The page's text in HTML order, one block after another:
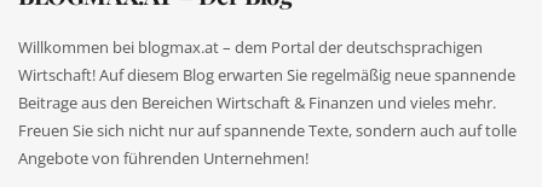
Willkommen bei blogmax.at – dem Portal der deutschsprachigen
Wirtschaft! Auf diesem Blog erwarten Sie regelmäßig neue spannende
Beitrage aus den Bereichen Wirtschaft & Finanzen und vieles mehr.
Freuen Sie sich nicht nur auf spannende Texte, sondern auch auf tolle
Angebote von führenden Unternehmen!